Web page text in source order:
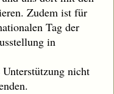
Zudem ist für
Tag der
in
nicht